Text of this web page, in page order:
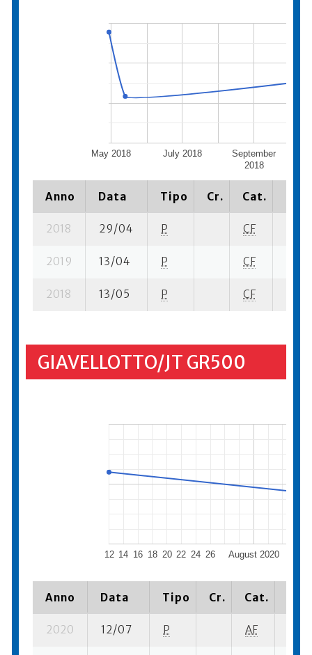
May 2018 July 2018
September
2018
Anno Data Tipo Cr. Cat.
2018 29/04 P CF
2019 13/04 P CF
2018 13/05 P CF
GIAVELLOTTO/JT GR500
August 2020
12 14 16 18 20 22 24 26
Anno Data Tipo Cr. Cat.
2020 12/07 P AF